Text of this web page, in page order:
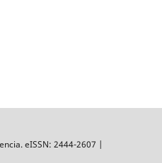
eISSN: 2444-2607 |